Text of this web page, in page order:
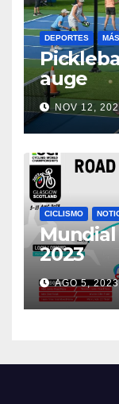
DEPORTES
auge
NOV 12,
CICLISMO
2023
AGO 5, 2023